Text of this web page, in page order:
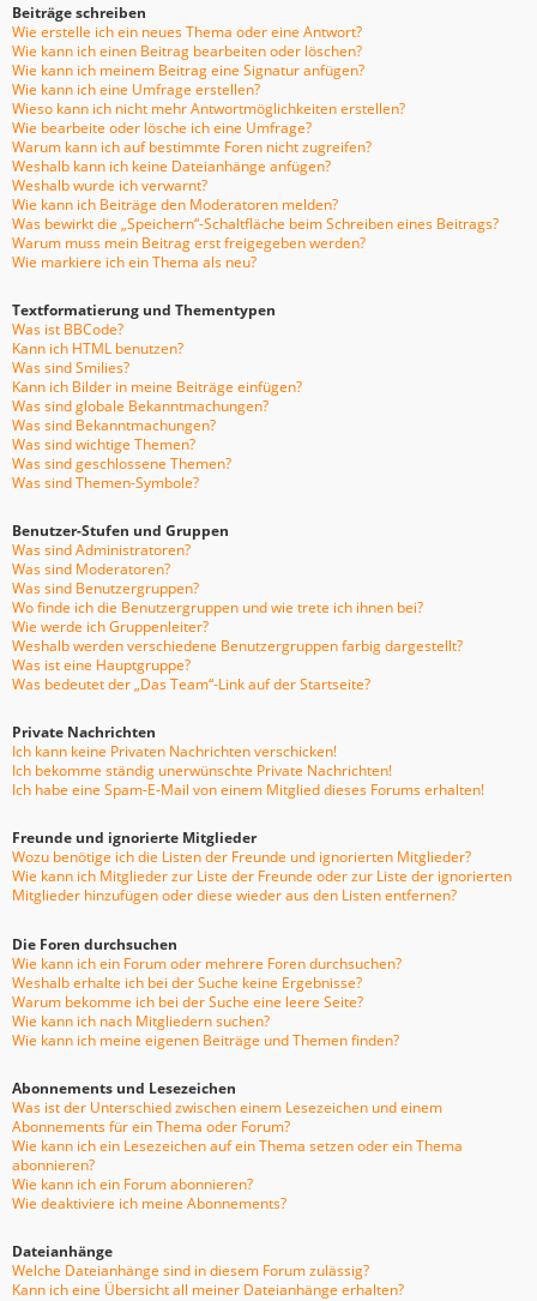
Beiträge schreiben
Wie erstelle ich ein neues Thema oder eine Antwort?
Wie kann ich einen Beitrag bearbeiten oder löschen?
Wie kann ich meinem Beitrag eine Signatur anfügen?
Wie kann ich eine Umfrage erstellen?
Wieso kann ich nicht mehr Antwortmöglichkeiten erstellen?
Wie bearbeite oder lösche ich eine Umfrage?
Warum kann ich auf bestimmte Foren nicht zugreifen?
Weshalb kann ich keine Dateianhänge anfügen?
Weshalb wurde ich verwarnt?
Wie kann ich Beiträge den Moderatoren melden?
Was bewirkt die „Speichern“-Schaltfläche beim Schreiben eines Beitrags?
Warum muss mein Beitrag erst freigegeben werden?
Wie markiere ich ein Thema als neu?
Textformatierung und Thementypen
Was ist BBCode?
Kann ich HTML benutzen?
Was sind Smilies?
Kann ich Bilder in meine Beiträge einfügen?
Was sind globale Bekanntmachungen?
Was sind Bekanntmachungen?
Was sind wichtige Themen?
Was sind geschlossene Themen?
Was sind Themen-Symbole?
Benutzer-Stufen und Gruppen
Was sind Administratoren?
Was sind Moderatoren?
Was sind Benutzergruppen?
Wo finde ich die Benutzergruppen und wie trete ich ihnen bei?
Wie werde ich Gruppenleiter?
Weshalb werden verschiedene Benutzergruppen farbig dargestellt?
Was ist eine Hauptgruppe?
Was bedeutet der „Das Team“-Link auf der Startseite?
Private Nachrichten
Ich kann keine Privaten Nachrichten verschicken!
Ich bekomme ständig unerwünschte Private Nachrichten!
Ich habe eine Spam-E-Mail von einem Mitglied dieses Forums erhalten!
Freunde und ignorierte Mitglieder
Wozu benötige ich die Listen der Freunde und ignorierten Mitglieder?
Wie kann ich Mitglieder zur Liste der Freunde oder zur Liste der ignorierten
Mitglieder hinzufügen oder diese wieder aus den Listen entfernen?
Die Foren durchsuchen
Wie kann ich ein Forum oder mehrere Foren durchsuchen?
Weshalb erhalte ich bei der Suche keine Ergebnisse?
Warum bekomme ich bei der Suche eine leere Seite?
Wie kann ich nach Mitgliedern suchen?
Wie kann ich meine eigenen Beiträge und Themen finden?
Abonnements und Lesezeichen
Was ist der Unterschied zwischen einem Lesezeichen und einem
Abonnements für ein Thema oder Forum?
Wie kann ich ein Lesezeichen auf ein Thema setzen oder ein Thema
abonnieren?
Wie kann ich ein Forum abonnieren?
Wie deaktiviere ich meine Abonnements?
Dateianhänge
Welche Dateianhänge sind in diesem Forum zulässig?
Kann ich eine Übersicht all meiner Dateianhänge erhalten?